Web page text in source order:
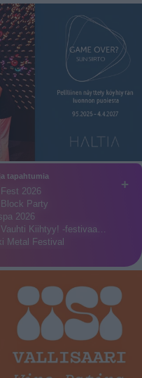
+
tapahtumia
2026
Party
2026
Vauhti Kiihtyy! -festivaa…
Metal Festival